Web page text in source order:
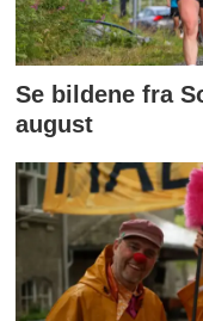
Se bildene fra
august